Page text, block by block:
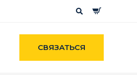
СВЯЗАТЬСЯ